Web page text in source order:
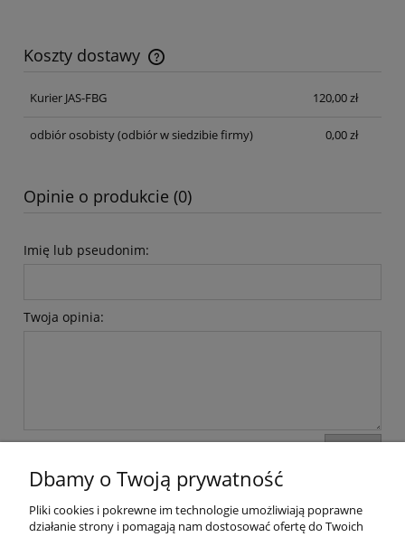
Koszty dostawy
Cena nie zawiera ewentualnych kosztów płatności
Kurier JAS-FBG
120,00 zł
odbiór osobisty(odbiór w siedzibie firmy) 0,00 zł
Opinie o produkcie (0)
Imię lub pseudonim:
Twoja opinia:
Moje konto
Dbamy o Twoją prywatność
Pliki cookies i pokrewne im technologie umożliwiają poprawne
działanie strony i pomagają nam dostosować ofertę do Twoich